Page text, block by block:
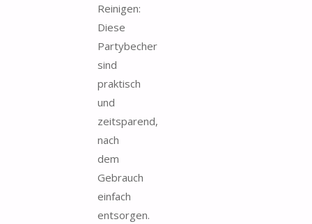
Reinigen:
Diese
Partybecher
sind
praktisch
und
zeitsparend,
nach
dem
Gebrauch
einfach
entsorgen.